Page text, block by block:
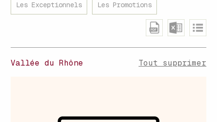
Les Exceptionnels Les Promotions
Vallée du Rhône Tout supprimer